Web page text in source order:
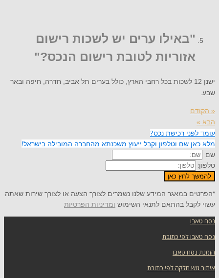
"באילו ערים יש לשכות רישום
אזוריות לטובת רישום הנכס?"
ישנן 12 לשכות בכל רחבי הארץ, כולל בערים תל אביב, חדרה, חיפה ובאר
שבע.
« הקודם
הבא »
עומד לפני רכישת נכס?
מלא כאן שם וטלפון וקבל ייעוץ משכנתא מהחברה המובילה בישראל!
שם:
טלפון:
להמשך לחץ כאן
*הפרטים במאגר המידע שלנו נשמרים לצורך הצעה או לצורך שירות שאתה
עשוי לקבל בהתאם לתנאי השימוש ומדיניות הפרטיות
נסח טאבו
נסח טאבו לפי כתובת
הזמנת נסח טאבו
איתור גוש חלקה לפי כתובת